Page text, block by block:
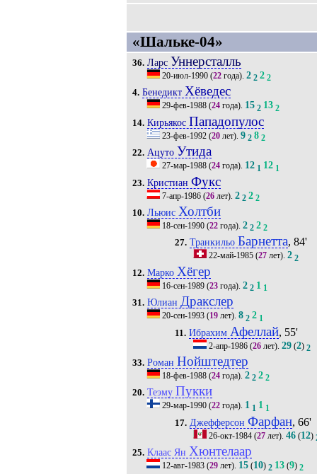
«Шальке-04»
36. Ларс Уннерсталль
20-июл-1990(22года). 2 2 2 2
4. Бенедикт Хёведес
29-фев-1988(24года). 15 2 13 2
14. Кирьякос Пападопулос
23-фев-1992(20лет). 9 2 8 2
22. Ацуто Утида
27-мар-1988(24года). 12 1 12 1
23. Кристиан Фукс
7-апр-1986(26лет). 2 2 2 2
10. Льюис Холтби
18-сен-1990(22года). 2 2 2 2
27. Транкильо Барнетта, 84'
22-май-1985 (27 лет).2 2
12. Марко Хёгер
16-сен-1989(23года). 2 2 1 1
31. Юлиан Дракслер
20-сен-1993(19лет). 8 2 2 1
11. Ибрахим Афеллай, 55'
2-апр-1986 (26 лет).29 (2) 2
33. Роман Нойштедтер
18-фев-1988(24года). 2 2 2 2
20. Теэму Пукки
29-мар-1990(22года). 1 1 1 1
17. Джефферсон Фарфан, 66'
26-окт-1984 (27 лет).46 (12)
25. Клаас Ян Хюнтелаар
12-авг-1983(29лет). 15(10) 2 13(9) 2